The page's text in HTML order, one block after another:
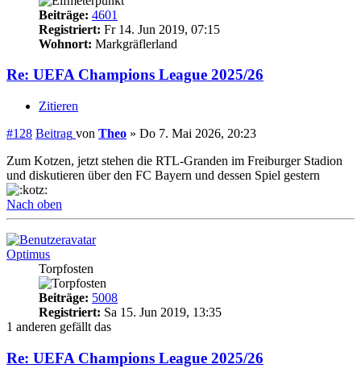
Beiträge: 4601
Registriert: Fr 14. Jun 2019, 07:15
Wohnort: Markgräflerland
Re: UEFA Champions League 2025/26
Zitieren
#128 Beitrag von Theo » Do 7. Mai 2026, 20:23
Zum Kotzen, jetzt stehen die RTL-Granden im Freiburger Stadion
und diskutieren über den FC Bayern und dessen Spiel gestern
Nach oben
Optimus
Torpfosten
Beiträge: 5008
Registriert: Sa 15. Jun 2019, 13:35
1 anderen gefällt das
Re: UEFA Champions League 2025/26